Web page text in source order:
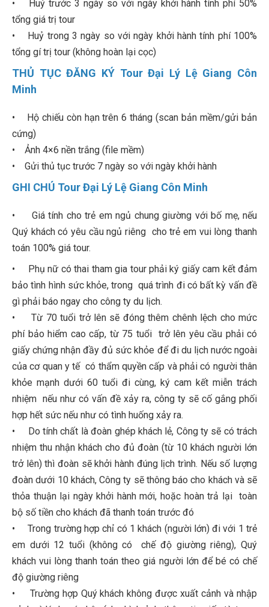
• Huỷ trước 3 ngày so với ngày khởi hành tính phí 50%
tổng giá trị tour
• Huỷ trong 3 ngày so với ngày khởi hành tính phí 100%
tổng gí trị tour (không hoàn lại cọc)
THỦ TỤC ĐĂNG KÝ Tour Đại Lý Lệ Giang Côn
Minh
• Hộ chiếu còn hạn trên 6 tháng (scan bản mềm/gửi bản
cứng)
• Ảnh 4×6 nền trắng (file mềm)
• Gửi thủ tục trước 7 ngày so với ngày khởi hành
GHI CHÚ Tour Đại Lý Lệ Giang Côn Minh
• Giá tính cho trẻ em ngủ chung giường với bố mẹ, nếu
Quý khách có yêu cầu ngủ riêng cho trẻ em vui lòng thanh
toán 100% giá tour.
• Phụ nữ có thai tham gia tour phải ký giấy cam kết đảm
bảo tình hình sức khỏe, trong quá trình đi có bất kỳ vấn đề
gì phải báo ngay cho công ty du lịch.
• Từ 70 tuổi trở lên sẽ đóng thêm chênh lệch cho mức
phí bảo hiểm cao cấp, từ 75 tuổi trở lên yêu cầu phải có
giấy chứng nhận đầy đủ sức khỏe để đi du lịch nước ngoài
của cơ quan y tế có thẩm quyền cấp và phải có người thân
khỏe mạnh dưới 60 tuổi đi cùng, ký cam kết miễn trách
nhiệm nếu như có vấn đề xảy ra, công ty sẽ cố gắng phối
hợp hết sức nếu như có tình huống xảy ra.
• Do tính chất là đoàn ghép khách lẻ, Công ty sẽ có trách
nhiệm thu nhận khách cho đủ đoàn (từ 10 khách người lớn
trở lên) thì đoàn sẽ khởi hành đúng lịch trình. Nếu số lượng
đoàn dưới 10 khách, Công ty sẽ thông báo cho khách và sẽ
thỏa thuận lại ngày khởi hành mới, hoặc hoàn trả lại toàn
bộ số tiền cho khách đã thanh toán trước đó
• Trong trường hợp chỉ có 1 khách (người lớn) đi với 1 trẻ
em dưới 12 tuổi (không có chế độ giường riêng), Quý
khách vui lòng thanh toán theo giá người lớn để bé có chế
độ giường riêng
• Trường hợp Quý khách không được xuất cảnh và nhập